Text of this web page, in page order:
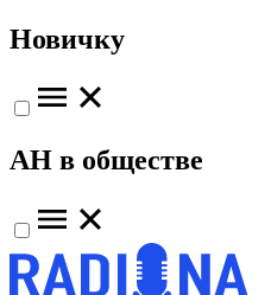
Новичку
АН в обществе